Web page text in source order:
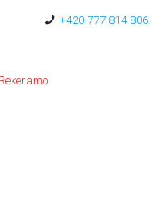
+420 777 814 806